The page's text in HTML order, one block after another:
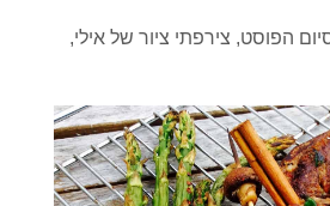
הפוסט, צירפתי ציור של אילי,